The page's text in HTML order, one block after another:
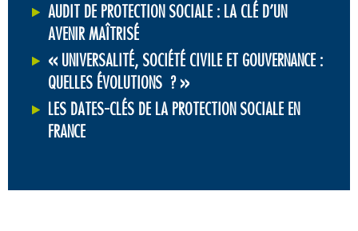
AUDIT DE PROTECTION SOCIALE : LA CLÉ D’UN
AVENIR MAÎTRISÉ
« UNIVERSALITÉ, SOCIÉTÉ CIVILE ET GOUVERNANCE :
QUELLES ÉVOLUTIONS ? »
LES DATES-CLÉS DE LA PROTECTION SOCIALE EN
FRANCE